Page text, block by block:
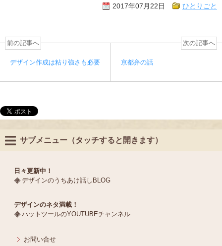
2017年07月22日 ひとりごと
前の記事へ
デザイン作成は粘り強さも必要
次の記事へ
京都弁の話
サブメニュー（タッチすると開きます）
日々更新中！
デザインのうちあけ話しBLOG
デザインのネタ満載！
ハットツールのYOUTUBEチャンネル
お問い合せ